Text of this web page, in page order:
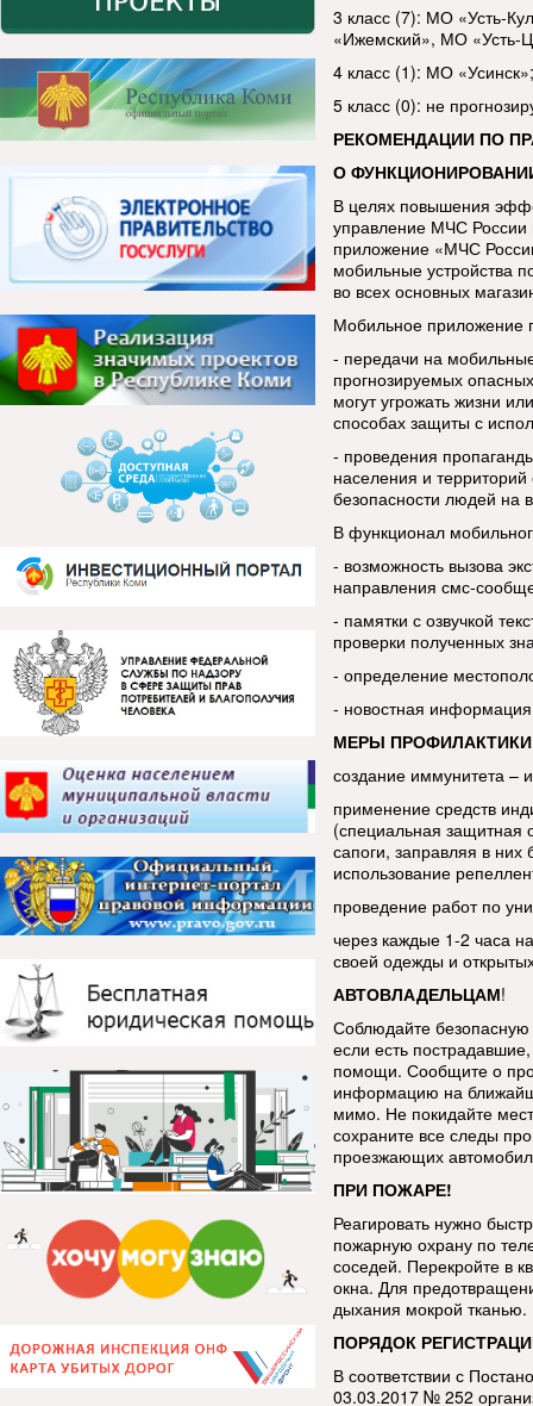
3 класс (7): МО «Усть-
«Ижемский», МО
4 класс (1): МО «Усинск»;
5 класс (0): не
РЕКОМЕНДАЦИИ ПО
О
В целях повышения
управление МЧС России
приложение «МЧС
мобильные устройства
во всех основных
Мобильное приложение
- передачи на
прогнозируемых
могут угрожать жизни
способах защиты с
- проведения
населения и
безопасности людей на
В функционал
- возможность вызова
направления смс-
- памятки с озвучкой
проверки полученных
- определение
- новостная
МЕРЫ
создание иммунитета –
применение средств
(специальная защитная
сапоги, заправляя в
использование
проведение работ по
через каждые 1-2 часа
своей одежды и
АВТОВЛАДЕЛЬЦАМ!
Соблюдайте
если есть
помощи. Сообщите о
информацию на
мимо. Не покидайте
сохраните все следы
проезжающих
ПРИ ПОЖАРЕ!
Реагировать нужно
пожарную охрану по
соседей. Перекройте в
окна. Для
дыхания мокрой тканью.
ПОРЯДОК
В соответствии с
03.03.2017 № 252